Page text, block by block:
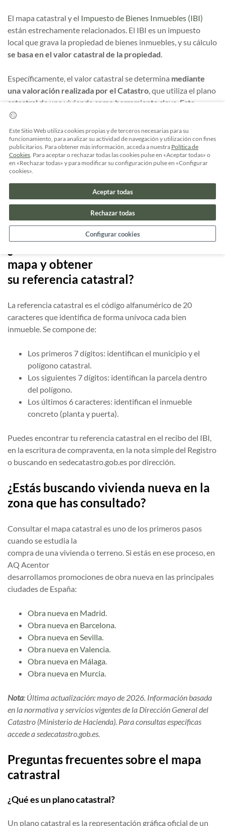
El mapa catastral y el Impuesto de Bienes Inmuebles (IBI)
están estrechamente relacionados. El IBI es un impuesto
local que grava la propiedad de bienes inmuebles, y su cálculo
se basa en el valor catastral de la propiedad.
Específicamente, el valor catastral se determina mediante
una valoración realizada por el Catastro, que utiliza el plano
catastral de una vivienda como herramienta clave. Esta
valoración se basa en diversos parámetros, como la ubicación
de la propiedad, su estado, la existencia de zonas comunes, la
fecha de construcción, los materiales utilizados y las reformas
realizadas.
El valor catastral es fundamental para calcular el monto del
IBI que los propietarios deben pagar anualmente. Por lo
tanto, el mapa catastral es esencial para la recaudación de
este impuesto y garantiza que se apliquen tasas justas y
proporcionales alvalor de cada propiedad.
mapa y obtener
su referencia catastral?
La referencia catastral es el código alfanumérico de 20
caracteres que identifica de forma unívoca cada bien
inmueble. Se compone de:
Los primeros 7 dígitos: identifican el municipio y el
polígono catastral.
Los siguientes 7 dígitos: identifican la parcela dentro
del polígono.
Los últimos 6 caracteres: identifican el inmueble
concreto (planta y puerta).
Puedes encontrar tu referencia catastral en el recibo del IBI,
en la escritura de compraventa, en la nota simple del Registro
o buscando en sedecatastro.gob.es por dirección.
¿Estás buscando vivienda nueva en la
zona que has consultado?
Consultar el mapa catastral es uno de los primeros pasos
cuando se estudia la
compra de una vivienda o terreno. Si estás en ese proceso, en
AQ Acentor
desarrollamos promociones de obra nueva en las principales
ciudades de España:
Obra nueva en Madrid.
Obra nueva en Barcelona.
Obra nueva en Sevilla.
Obra nueva en Valencia.
Obra nueva en Málaga.
Obra nueva en Murcia.
Nota: Última actualización: mayo de 2026. Información basada
en la normativa y servicios vigentes de la Dirección General del
Catastro (Ministerio de Hacienda). Para consultas específicas
accede a sedecatastro.gob.es.
Preguntas frecuentes sobre el mapa
catrastral
¿Qué es un plano catastral?
Un plano catastral es la representación gráfica oficial de un
Este Sitio Web utiliza cookies propias y de terceros necesarias para su
funcionamiento, para analizar su actividad de navegación y utilización con fines
publicitarios. Para obtener más información, acceda a nuestra Política de
Cookies . Para aceptar o rechazar todas las cookies pulse en «Aceptar todas» o
en «Rechazar todas» y para modificar su configuración pulse en «Configurar
cookies».
Aceptar todas
Rechazar todas
Configurar cookies